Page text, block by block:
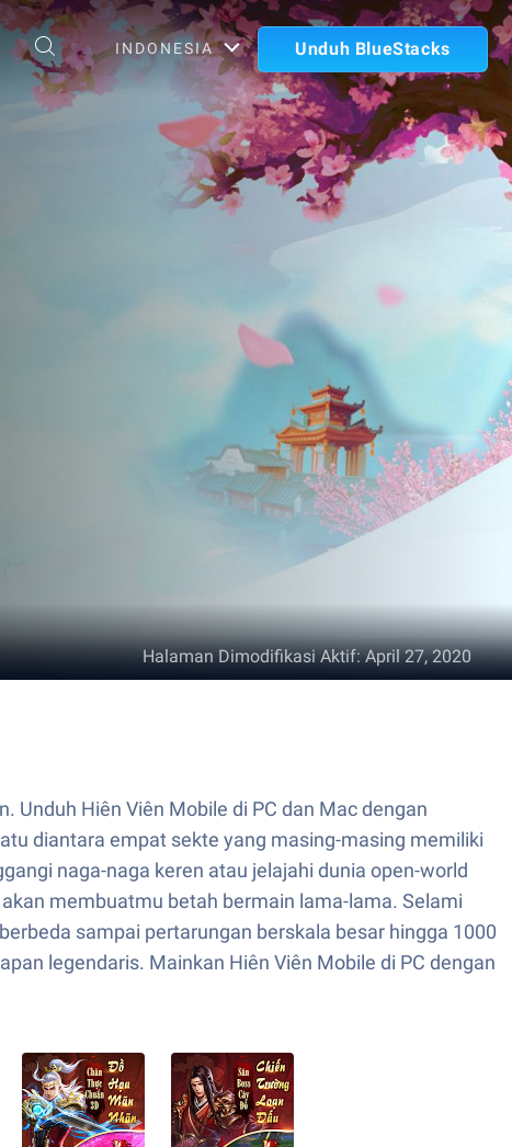
INDONESIA Unduh BlueStacks
Halaman Dimodifikasi Aktif:April 27, 2020
Unduh Hiên Viên Mobile di PC dan Mac dengan
diantara empat sekte yang masing-masing memiliki
naga-naga keren atau jelajahi dunia open-world
membuatmu betah bermain lama-lama. Selami
sampai pertarungan berskala besar hingga 1000
legendaris. Mainkan Hiên Viên Mobile di PC dengan